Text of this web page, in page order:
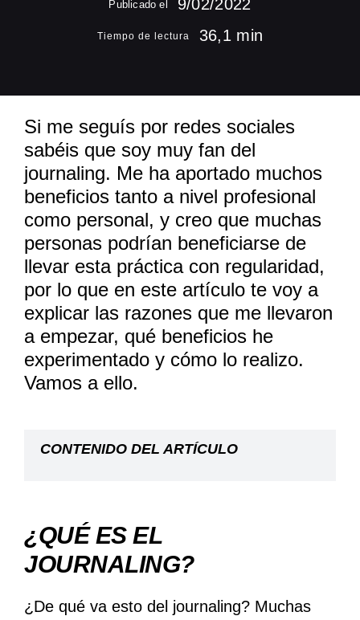
Publicado el 9/02/2022
Tiempo de lectura 36,1 min
Si me seguís por redes sociales
sabéis que soy muy fan del
journaling. Me ha aportado muchos
beneficios tanto a nivel profesional
como personal, y creo que muchas
personas podrían beneficiarse de
llevar esta práctica con regularidad,
por lo que en este artículo te voy a
explicar las razones que me llevaron
a empezar, qué beneficios he
experimentado y cómo lo realizo.
Vamos a ello.
CONTENIDO DEL ARTÍCULO
¿QUÉ ES EL
JOURNALING?
¿De qué va esto del journaling? Muchas